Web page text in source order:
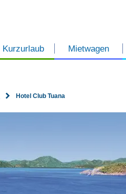
Kurzurlaub Mietwagen
Hotel Club Tuana